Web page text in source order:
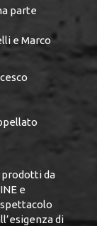
parte
e Marco
da
e
spettacolo
di